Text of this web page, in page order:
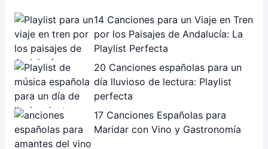
14 Canciones para un Viaje en Tren
por los Paisajes de Andalucía: La
Playlist Perfecta
20 Canciones españolas para un
día lluvioso de lectura: Playlist
perfecta
17 Canciones Españolas para
Maridar con Vino y Gastronomía